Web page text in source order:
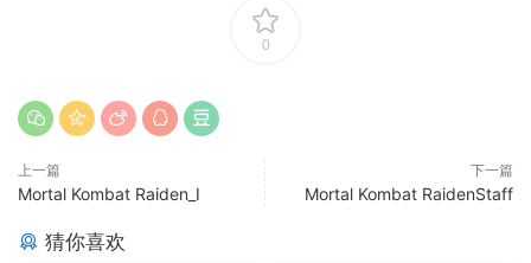
0
上一篇
Mortal Kombat Raiden_I
下一篇
Mortal Kombat RaidenStaff
猜你喜欢